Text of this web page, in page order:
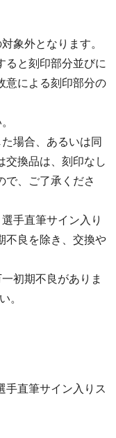
象外となります。
ると刻印部分並びに
意による刻印部分の
場合、あるいは同
交換品は、刻印なし
で、ご了承くださ
手直筆サイン入り
不良を除き、交換や
初期不良がありま
。
手直筆サイン入りス